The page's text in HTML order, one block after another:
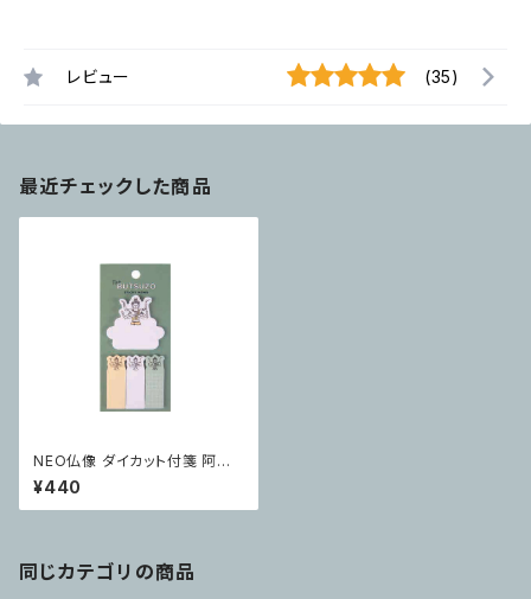
レビュー (35)
最近チェックした商品
NEO仏像 ダイカット付箋 阿修
羅
¥440
同じカテゴリの商品